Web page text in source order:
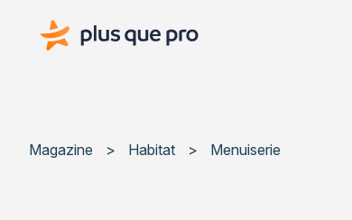
Plus que pro Mag'
Magazine > Habitat > Menuiserie